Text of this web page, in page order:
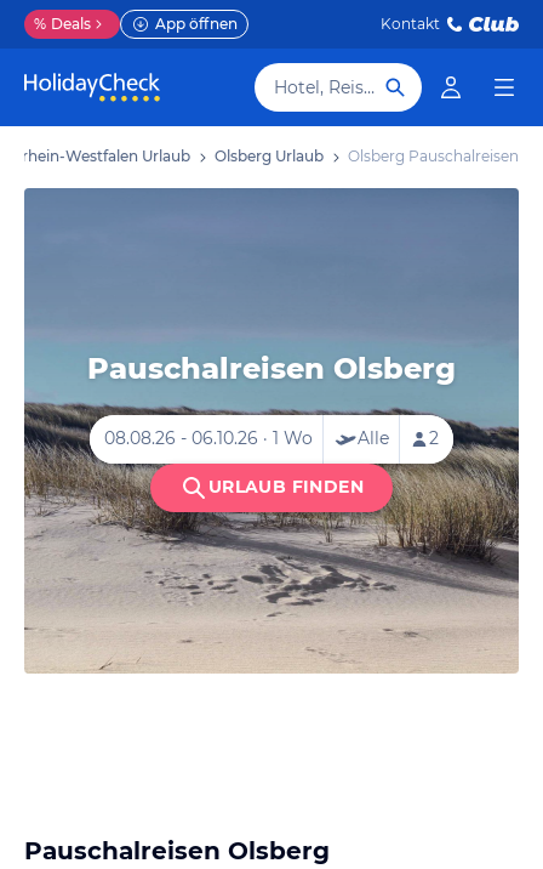
% Deals App öffnen Kontakt
Hotel, Reiseziel
Westfalen Urlaub Olsberg Urlaub Olsberg Pauschalreisen
Pauschalreisen Olsberg
Pauschalreisen Olsberg